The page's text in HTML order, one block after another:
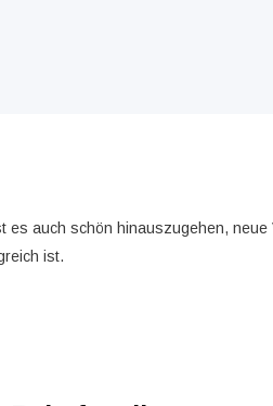
auch schön hinauszugehen,
ist.